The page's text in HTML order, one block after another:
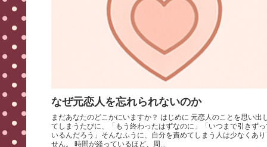
なぜ元恋人を忘れられないのか
まだあなたのどこかにいますか？ はじめに 元恋人のことを思い出し
てしまうたびに、「もう終わったはずなのに」「いつまで引きず
いるんだろう」そんなふうに、自分を責めてしまう人は少なくあ
せん。 時間が経っているほど、周...